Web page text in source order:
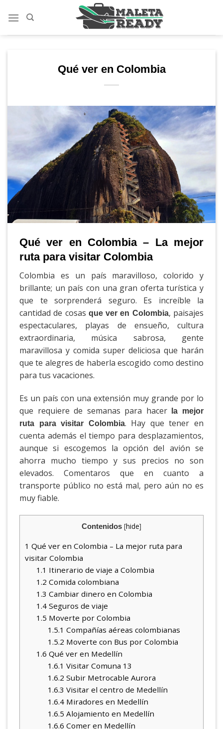
Qué ver en Colombia
Qué ver en Colombia – La mejor
ruta para visitar Colombia
Colombia es un país maravilloso, colorido y
brillante; un país con una gran oferta turística y
que te sorprenderá seguro. Es increíble la
cantidad de cosas que ver en Colombia, paisajes
espectaculares, playas de ensueño, cultura
extraordinaria, música sabrosa, gente
maravillosa y comida super deliciosa que harán
que te alegres de haberla escogido como destino
para tus vacaciones.
Es un país con una extensión muy grande por lo
que requiere de semanas para hacerla mejor
ruta para visitar Colombia. Hay que tener en
cuenta además el tiempo para desplazamientos,
aunque si escogemos la opción del avión se
ahorra mucho tiempo y sus precios no son
elevados. Comentaros que en cuanto a
transporte público no está mal, pero aún no es
muy fiable.
Contenidos [hide]
1 Qué ver en Colombia – La mejor ruta para
visitar Colombia
1.1 Itinerario de viaje a Colombia
1.2 Comida colombiana
1.3 Cambiar dinero en Colombia
1.4Seguros de viaje
1.5 Moverte por Colombia
1.5.1 Compañías aéreas colombianas
1.5.2 Moverte con Bus por Colombia
1.6 Qué ver en Medellín
1.6.1 Visitar Comuna 13
1.6.2 Subir Metrocable Aurora
1.6.3 Visitar el centro de Medellín
1.6.4Miradores en Medellín
1.6.5 Alojamiento en Medellín
1.6.6 Comer en Medellín